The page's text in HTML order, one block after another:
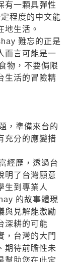
有一顆具彈性
程度的中文能
地生活。
難忘的正是
而言可能是一
物，不要侷限
生活的冒險精
，準備來台的
充分的應變措
經歷，透過台
明了台灣願意
生到專業人
的故事體現
與見解能激勵
深耕的可能
，台灣的大門
期待前瞻性未